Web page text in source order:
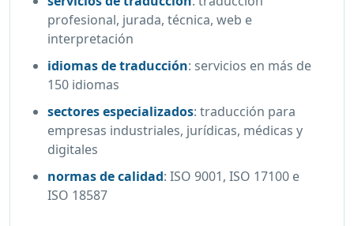
profesional, jurada, técnica, web e
interpretación
idiomas de traducción: servicios en más de
150 idiomas
sectores especializados:traducción para
empresas industriales, jurídicas, médicas y
digitales
normas de calidad:ISO 9001, ISO 17100 e
ISO 18587